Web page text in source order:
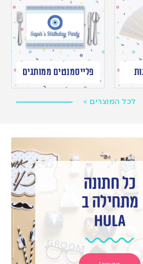
פלייסמנטים ממותגים
לכל המוצרים >
כל חתונה
מתחילה ב
hula